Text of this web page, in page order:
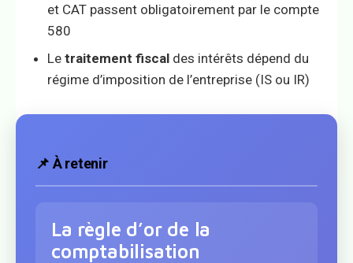
et CAT passent obligatoirement par le compte
580
Le traitement fiscal des intérêts dépend du
régime d’imposition de l’entreprise (IS ou IR)
📌 À retenir
La règle d’or de la
comptabilisation